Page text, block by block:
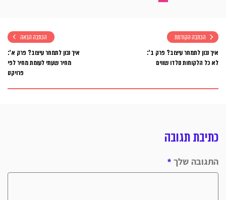
הכתבה הקודמת
איך נכון לתמחר עיצוב? פרק ב':
לא כל הלקוחות נולדו שווים
הכתבה הבאה
איך נכון לתמחר עיצוב? פרק א':
מחיר שעתי לעומת מחיר לפי
פרויקט
כתיבת תגובה
התגובה שלך *